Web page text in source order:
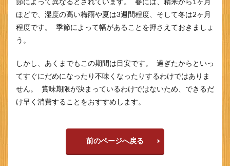
ほどで、湿度の高い梅雨や夏は3週間程度、そして冬は2ヶ月
程度です。 季節によって幅があることを押さえておきましょ
う。
しかし、あくまでもこの期間は目安です。 過ぎたからといっ
てすぐにだめになったり不味くなったりするわけではありま
せん。 賞味期限が決まっているわけではないため、できるだ
け早く消費することをおすすめします。
前のページへ戻る